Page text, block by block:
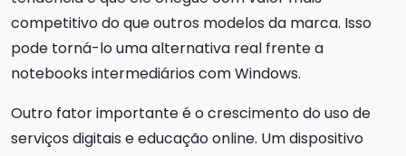
competitivo do que outros modelos da marca. Isso
pode torná-lo uma alternativa real frente a
notebooks intermediários com Windows.
Outro fator importante é o crescimento do uso de
serviços digitais e educação online. Um dispositivo